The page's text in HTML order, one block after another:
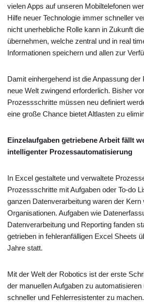
vielen Apps auf unseren Mobiltelefonen
Hilfe neuer Technologie immer schneller
nicht unerhebliche Rolle kann in Zukunft
übernehmen, welche zentral und in real
Informationen speichern und allen zur
Damit einhergehend ist die Anpassung
neue Welt zwingend erforderlich. Bisher
Prozessschritte müssen neu definiert
eine große Chance bietet Altlasten zu
Einzelaufgaben getriebene Arbeit fällt
intelligenter Prozessautomatisierung
In Excel gestaltete und verwaltete
Prozessschritte mit Aufgaben oder To-do
ganzen Datenverarbeitung waren der Kern
Organisationen. Aufgaben wie
Datenverarbeitung und Reporting fanden
getrieben in fehleranfälligen Excel Sheets
Jahre statt.
Mit der Welt der Robotics ist der erste
der manuellen Aufgaben zu automatisieren
schneller und Fehlerresistenter zu